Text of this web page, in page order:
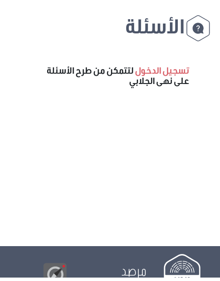
الأسئلة
تسجيل الدخوللتتمكن من طرح الأسئلة
على نهى الجلابي
مرصد